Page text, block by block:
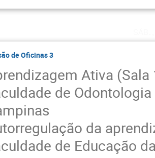
de Oficinas 3
Ativa
de
da
de Educação